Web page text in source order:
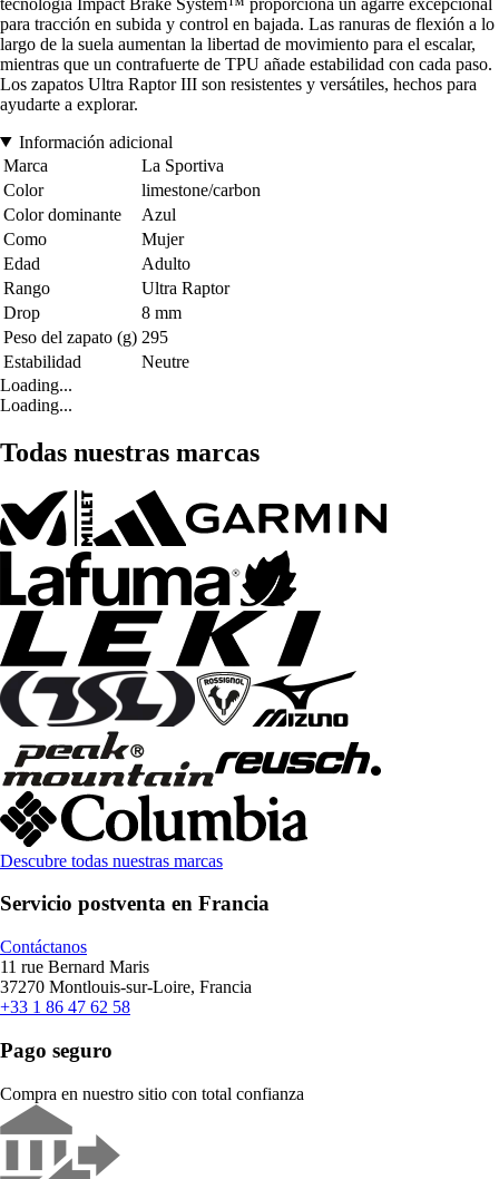
para tracción en subida y control en bajada. Las ranuras de flexión a lo
largo de la suela aumentan la libertad de movimiento para el escalar,
mientras que un contrafuerte de TPU añade estabilidad con cada paso.
Los zapatos Ultra Raptor III son resistentes y versátiles, hechos para
ayudarte a explorar.
Información adicional
Marca
La Sportiva
Color
limestone/carbon
Color dominante
Azul
Como
Mujer
Edad
Adulto
Rango
Ultra Raptor
Drop
8 mm
Peso del zapato (g) 295
Estabilidad
Neutre
Loading...
Loading...
Todas nuestras marcas
Descubre todas nuestras marcas
Servicio postventa en Francia
Contáctanos
11 rue Bernard Maris
37270 Montlouis-sur-Loire, Francia
+33 1 86 47 62 58
Pago seguro
Compra en nuestro sitio con total confianza